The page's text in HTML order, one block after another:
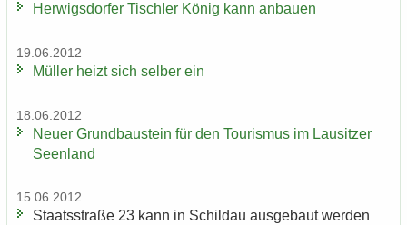
Her­wigs­dor­fer Tisch­ler König kann an­bau­en
19.06.2012
Mül­ler heizt sich sel­ber ein
18.06.2012
Neuer Grund­bau­stein für den Tou­ris­mus im Lau­sit­zer
Se­en­land
15.06.2012
Staats­stra­ße 23 kann in Schildau aus­ge­baut wer­den